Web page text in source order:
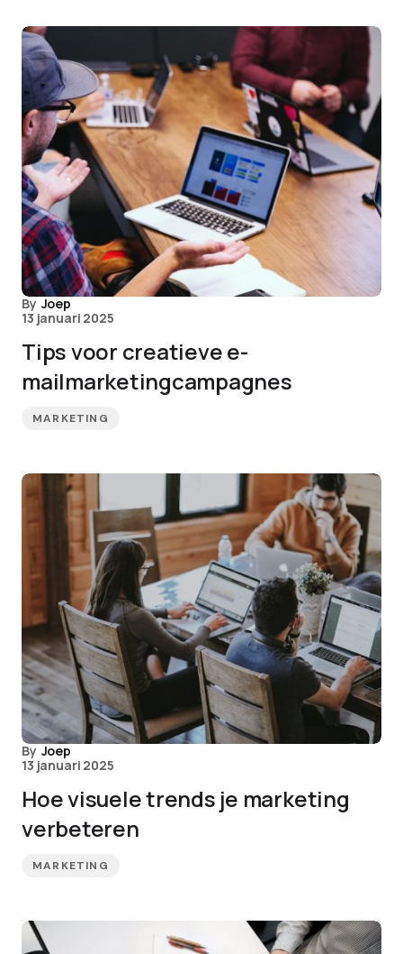
By Joep
13 januari 2025
Tips voor creatieve e-
mailmarketingcampagnes
MARKETING
By Joep
13 januari 2025
Hoe visuele trends je marketing
verbeteren
MARKETING